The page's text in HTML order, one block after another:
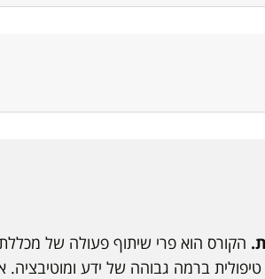
הקורס הוא פרי שיתוף פעולה של
ברמה גבוהה של ידע ומוטיבציה.